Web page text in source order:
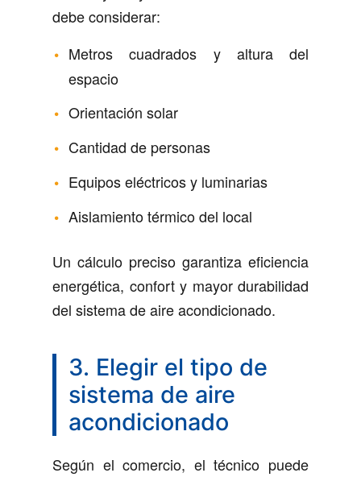
debe considerar:
Metros cuadrados y altura del
espacio
Orientación solar
Cantidad de personas
Equipos eléctricos y luminarias
Aislamiento térmico del local
Un cálculo preciso garantiza eficiencia
energética, confort y mayor durabilidad
del sistema de aire acondicionado.
3. Elegir el tipo de
sistema de aire
acondicionado
Según el comercio, el técnico puede